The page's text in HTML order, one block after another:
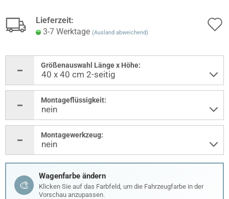
Lieferzeit:
3-7 Werktage (Ausland abweichend)
Größenauswahl Länge x Höhe:
Montageflüssigkeit:
Montagewerkzeug:
🎨
Wagenfarbe ändern
Klicken Sie auf das Farbfeld, um die Fahrzeugfarbe in der
Vorschau anzupassen.